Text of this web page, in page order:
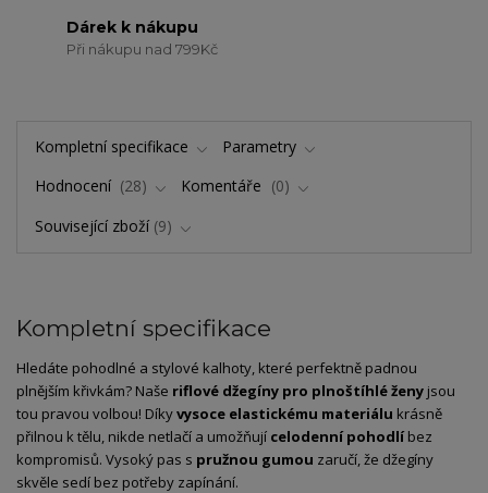
Dárek k nákupu
Při nákupu nad 799Kč
Kompletní specifikace
Parametry
Hodnocení
28 Komentáře
0
Související zboží 9
Kompletní specifikace
Hledáte pohodlné a stylové kalhoty, které perfektně padnou
plnějším křivkám? Naše riflové džegíny pro plnoštíhlé ženy jsou
tou pravou volbou! Díkyvysoce elastickému materiálu krásně
přilnou k tělu, nikde netlačí a umožňují celodenní pohodlíbez
kompromisů. Vysoký pas s pružnou gumou zaručí, že džegíny
skvěle sedí bez potřeby zapínání.